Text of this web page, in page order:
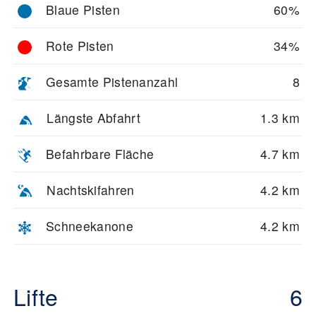
Blaue Pisten 60%
Rote Pisten 34%
Gesamte Pistenanzahl 8
Längste Abfahrt 1.3 km
Befahrbare Fläche 4.7 km
Nachtskifahren 4.2 km
Schneekanone 4.2 km
Lifte 6